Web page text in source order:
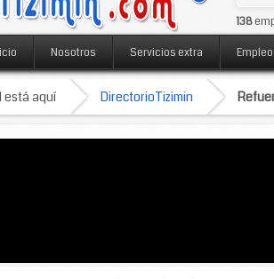
138
Nosotros Servicios extra Empleo
está aquí DirectorioTizimin